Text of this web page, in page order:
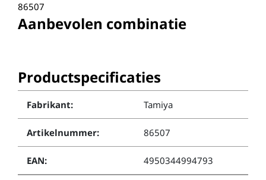
86507
Aanbevolen combinatie
Productspecificaties
Fabrikant: Tamiya
Artikelnummer: 86507
EAN: 4950344994793